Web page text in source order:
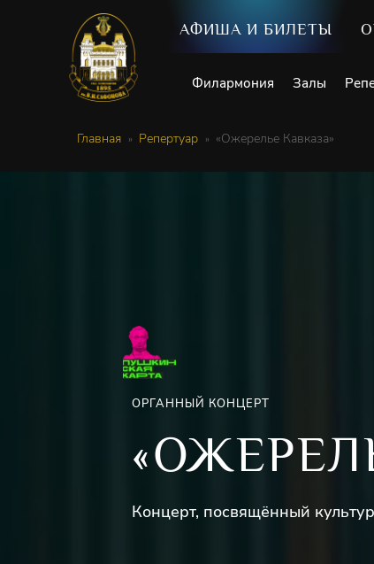
АФИША И БИЛЕТЫ
Филармония Залы
Главная Репертуар «Ожерелье Кавказа»
ОРГАННЫЙ КОНЦЕРТ
Концерт, посвящённый